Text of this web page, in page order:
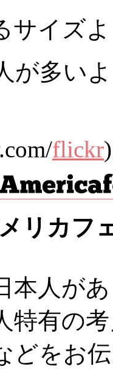
サイズ
が多い
flickr)
リカフ
本人が
特有の
どをお